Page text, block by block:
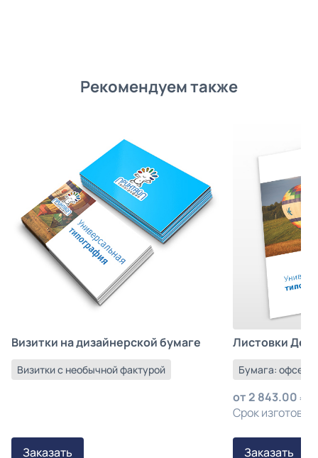
Рекомендуем также
Визитки на дизайнерской бумаге
Визитки с необычной фактурой
Заказать
Листовки
Бумага:
от2 843.00
Срок
Заказать